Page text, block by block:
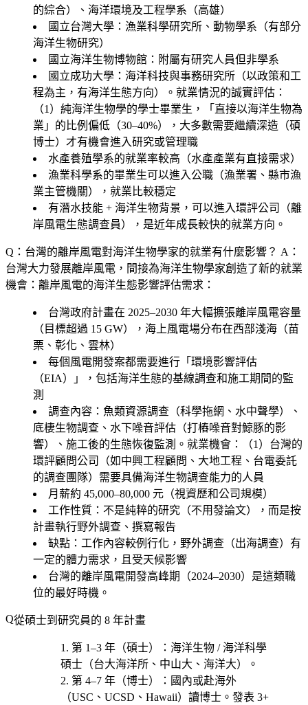
的綜合）、海洋環境及工程學系（高雄）
國立台灣大學 ：漁業科學研究所、動物學系（有部分
海洋生物研究）
國立海洋生物博物館 ：附屬有研究人員但非學系
國立成功大學 ：海洋科技與事務研究所（以政策和工
程為主，有海洋生態方向）。就業情況的誠實評估：
（1）純海洋生物學的學士畢業生，「直接以海洋生物為
業」的比例偏低（30–40%），大多數需要繼續深造（碩
博士）才有機會進入研究或管理職
水產養殖學系的就業率較高（水產產業有直接需求）
漁業科學系的畢業生可以進入公職（漁業署、縣市漁
業主管機關），就業比較穩定
有潛水技能 + 海洋生物背景，可以進入環評公司（離
岸風電生態調查員），是近年成長較快的就業方向。
Q：台灣的離岸風電對海洋生物學家的就業有什麼影響？ A：
台灣大力發展離岸風電，間接為海洋生物學家創造了新的就業
機會：離岸風電的海洋生態影響評估需求：
台灣政府計畫在 2025–2030 年大幅擴張離岸風電容量
（目標超過 15 GW），海上風電場分布在西部淺海（苗
栗、彰化、雲林）
每個風電開發案都需要進行「環境影響評估
（EIA）」，包括海洋生態的基線調查和施工期間的監
測
調查內容：魚類資源調查（科學拖網、水中聲學）、
底棲生物調查、水下噪音評估（打樁噪音對鯨豚的影
響）、施工後的生態恢復監測。就業機會：（1）台灣的
環評顧問公司（如中興工程顧問、大地工程、台電委託
的調查團隊）需要具備海洋生物調查能力的人員
月薪約 45,000–80,000 元（視資歷和公司規模）
工作性質：不是純粹的研究（不用發論文），而是按
計畫執行野外調查、撰寫報告
缺點：工作內容較例行化，野外調查（出海調查）有
一定的體力需求，且受天候影響
台灣的離岸風電開發高峰期（2024–2030）是這類職
位的最好時機。
從碩士到研究員的 8 年計畫
第 1–3 年（碩士）
：海洋生物 / 海洋科學
碩士（台大海洋所、中山大、海洋大）。
第 4–7 年（博士）
：國內或赴海外
（USC、UCSD、Hawaii）讀博士。發表 3+